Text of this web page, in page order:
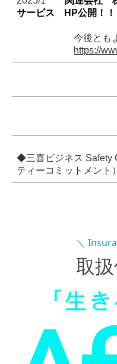
サービス HP公開！！
今後ともよろし
https://
◆三喜ビジネス Safety
ティーコミットメント ）
＼ I
取